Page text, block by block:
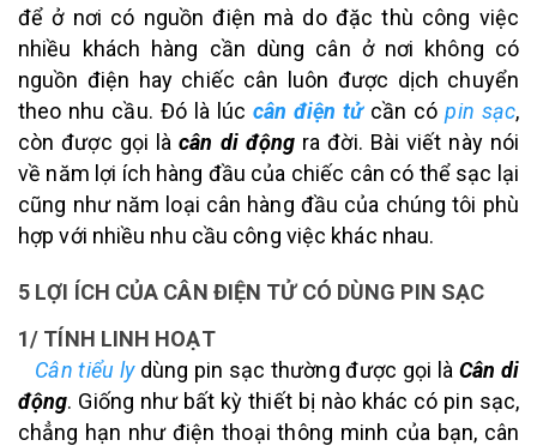
để ở nơi có nguồn điện mà do đặc thù công việc
nhiều khách hàng cần dùng cân ở nơi không có
nguồn điện hay chiếc cân luôn được dịch chuyển
theo nhu cầu. Đó là lúc cân điện tửcần cópin sạc,
còn được gọi làcân di động ra đời. Bài viết này nói
về năm lợi ích hàng đầu của chiếc cân có thể sạc lại
cũng như năm loại cân hàng đầu của chúng tôi phù
hợp với nhiều nhu cầu công việc khác nhau.
5 LỢI ÍCH CỦA CÂN ĐIỆN TỬ CÓ DÙNG PIN SẠC
1/ TÍNH LINH HOẠT
Cân tiểu lydùng pin sạc thường được gọi là Cân di
động. Giống như bất kỳ thiết bị nào khác có pin sạc,
chẳng hạn như điện thoại thông minh của bạn, cân